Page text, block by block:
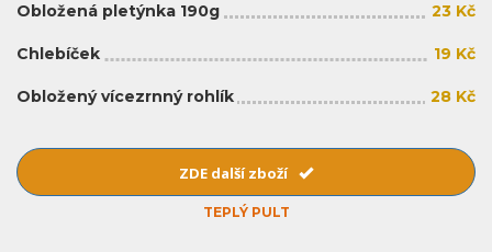
Obložená pletýnka 190g 23 Kč
Chlebíček 19 Kč
Obložený vícezrnný rohlík 28 Kč
ZDE další zboží
TEPLÝ PULT